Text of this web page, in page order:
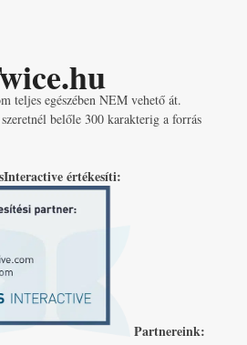
teljes egészében NEM vehető át.
belőle 300 karakterig a forrás
értékesíti:
Partnereink: